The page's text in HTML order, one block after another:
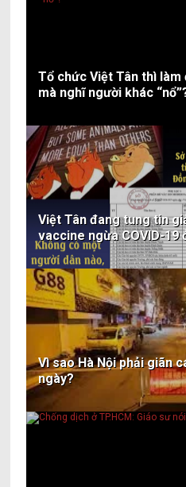
Tổ chức Việt Tân thì
mà nghĩ người khác
Việt Tân đang tung tin
vaccine ngừa COVID-19
Vì sao Hà Nội phải giãn
ngày?